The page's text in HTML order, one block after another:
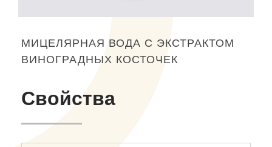
МИЦЕЛЯРНАЯ ВОДА С ЭКСТРАКТОМ
ВИНОГРАДНЫХ КОСТОЧЕК
Свойства